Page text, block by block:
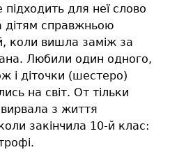
підходить для неї слово
дітям справжньою
коли вишла заміж за
Любили один одного,
і діточки (шестеро)
на світ. От тільки
з життя
закінчила 10-й клас: